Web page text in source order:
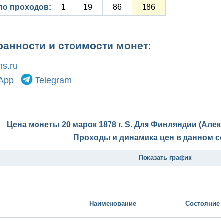
проходов: 1 19 86 186
и стоимости монет:
Telegram
Цена монеты 20 марок 1878 г. S. Для Финляндии
Проходы и динамика цен в данном
Показать график
Наименование Состояние